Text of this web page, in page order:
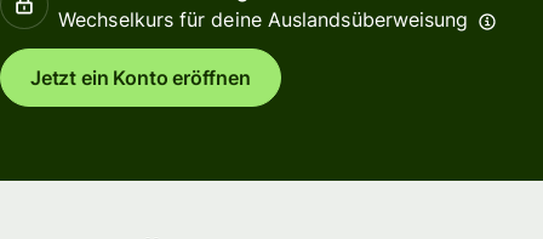
Wechselkurs für deine Auslandsüberweisung
Jetzt ein Konto eröffnen